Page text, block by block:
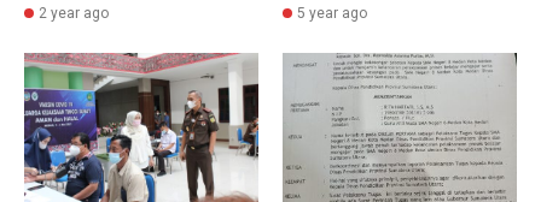
2 year ago 5 year ago